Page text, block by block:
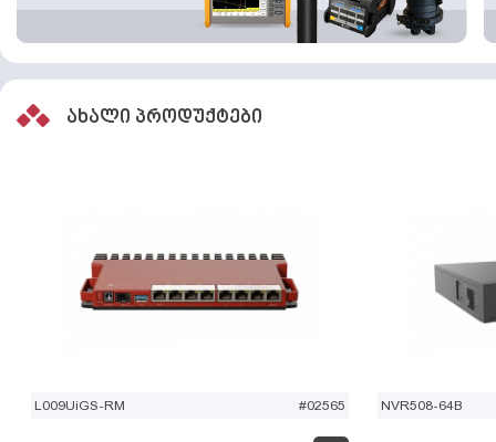
ახალი პროდუქტები
L009UiGS-RM #02565 NVR508-64B